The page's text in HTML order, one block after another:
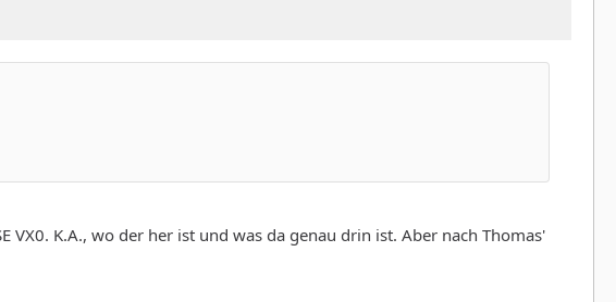
K.A., wo der her ist und was da genau drin ist. Aber nach Thomas'